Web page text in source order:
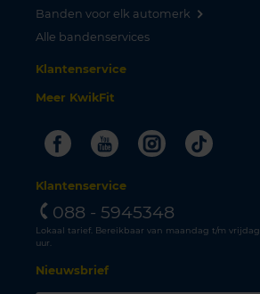
Banden voor elk automerk
Alle bandenservices
Klantenservice
Meer KwikFit
FacebookYoutubeInstagram
Tiktok
Klantenservice
088 - 5945348
Lokaal tarief. Bereikbaar van maandag t/m vrijdag
uur.
Nieuwsbrief